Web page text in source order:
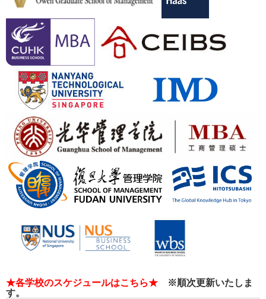
★各学校のスケジュールはこちら★ ※順次更新いたしま
す。